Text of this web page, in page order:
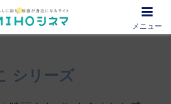
の映画図書館『MIHOシネマ』
シリーズ
メニュー